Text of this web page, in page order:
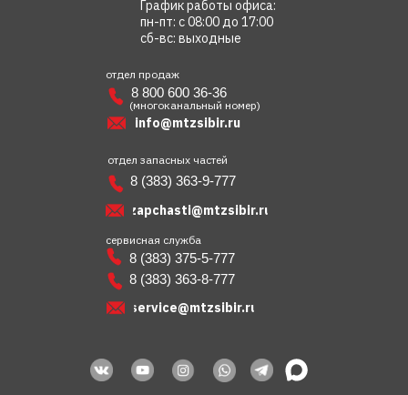
График работы офиса:
пн-пт: с 08:00 до 17:00
сб-вс: выходные
service@mtzsibir.ru
zapchasti@mtzsibir.ru
отдел запасных частей
сервисная служба
info@mtzsibir.ru
8 (383) 375-5-777
отдел продаж
(многоканальный номер)
8 800 600 36-36
8 (383) 363-9-777
8 (383) 363-8-777